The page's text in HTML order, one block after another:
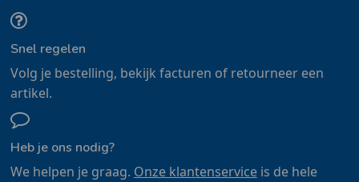
Snel regelen
Volg je bestelling, bekijk facturen of retourneer een
artikel.
Heb je ons nodig?
We helpen je graag. Onze klantenserviceis de hele